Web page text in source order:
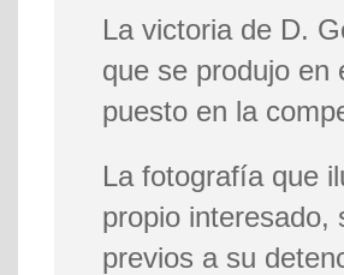
La victoria de D.
que se produjo en
puesto en la
La fotografía que
propio interesado,
previos a su